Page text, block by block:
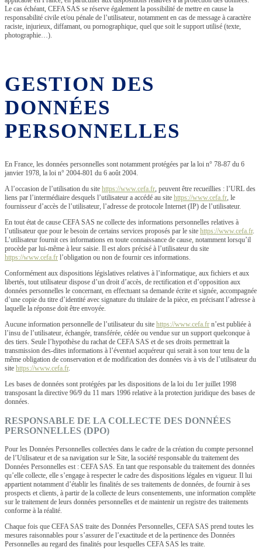
Le cas échéant, CEFA SAS se réserve également la possibilité de mettre en cause la
responsabilité civile et/ou pénale de l’utilisateur, notamment en cas de message à caractère
raciste, injurieux, diffamant, ou pornographique, quel que soit le support utilisé (texte,
photographie…).
GESTION DES
DONNÉES
PERSONNELLES
En France, les données personnelles sont notamment protégées par la loi n° 78-87 du 6
janvier 1978, la loi n° 2004-801 du 6 août 2004.
A l’occasion de l’utilisation du site https://www.cefa.fr, peuvent être recueillies : l’URL des
liens par l’intermédiaire desquels l’utilisateur a accédé au site https://www.cefa.fr, le
fournisseur d’accès de l’utilisateur, l’adresse de protocole Internet (IP) de l’utilisateur.
En tout état de cause CEFA SAS ne collecte des informations personnelles relatives à
l’utilisateur que pour le besoin de certains services proposés par le site https://www.cefa.fr.
L’utilisateur fournit ces informations en toute connaissance de cause, notamment lorsqu’il
procède par lui-même à leur saisie. Il est alors précisé à l’utilisateur du site
https://www.cefa.fr l’obligation ou non de fournir ces informations.
Conformément aux dispositions législatives relatives à l’informatique, aux fichiers et aux
libertés, tout utilisateur dispose d’un droit d’accès, de rectification et d’opposition aux
données personnelles le concernant, en effectuant sa demande écrite et signée, accompagnée
d’une copie du titre d’identité avec signature du titulaire de la pièce, en précisant l’adresse à
laquelle la réponse doit être envoyée.
Aucune information personnelle de l’utilisateur du site https://www.cefa.fr n’est publiée à
l’insu de l’utilisateur, échangée, transférée, cédée ou vendue sur un support quelconque à
des tiers. Seule l’hypothèse du rachat de CEFA SAS et de ses droits permettrait la
transmission des-dites informations à l’éventuel acquéreur qui serait à son tour tenu de la
même obligation de conservation et de modification des données vis à vis de l’utilisateur du
site https://www.cefa.fr.
Les bases de données sont protégées par les dispositions de la loi du 1er juillet 1998
transposant la directive 96/9 du 11 mars 1996 relative à la protection juridique des bases de
données.
RESPONSABLE DE LA COLLECTE DES DONNÉES
PERSONNELLES (DPO)
Pour les Données Personnelles collectées dans le cadre de la création du compte personnel
de l’Utilisateur et de sa navigation sur le Site, la société responsable du traitement des
Données Personnelles est : CEFA SAS. En tant que responsable du traitement des données
qu’elle collecte, elle s’engage à respecter le cadre des dispositions légales en vigueur. Il lui
appartient notamment d’établir les finalités de ses traitements de données, de fournir à ses
prospects et clients, à partir de la collecte de leurs consentements, une information complète
sur le traitement de leurs données personnelles et de maintenir un registre des traitements
conforme à la réalité.
Chaque fois que CEFA SAS traite des Données Personnelles, CEFA SAS prend toutes les
mesures raisonnables pour s’assurer de l’exactitude et de la pertinence des Données
Personnelles au regard des finalités pour lesquelles CEFA SAS les traite.